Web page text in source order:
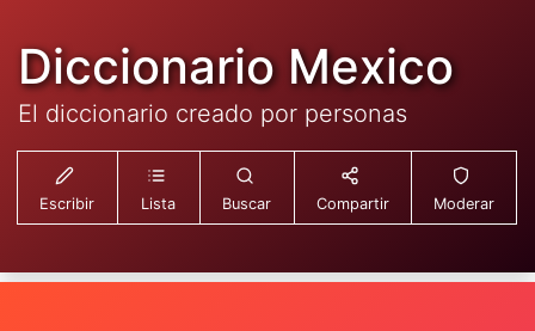
Diccionario Mexico
El diccionario creado por personas
Escribir Lista Buscar Compartir Moderar